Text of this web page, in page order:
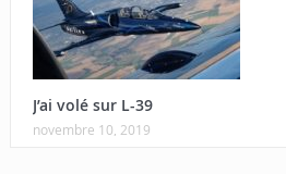
J’ai volé sur L-39
novembre 10, 2019